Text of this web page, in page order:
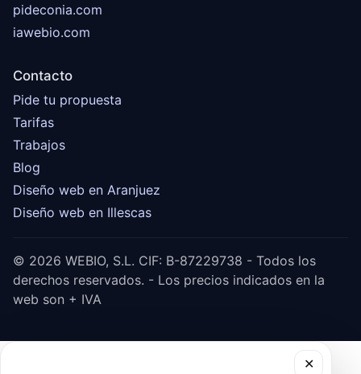
pideconia.com
iawebio.com
Contacto
Pide tu propuesta
Tarifas
Trabajos
Blog
Diseño web en Aranjuez
Diseño web en Illescas
© 2026 WEBIO, S.L. CIF: B-87229738 - Todos los
derechos reservados. - Los precios indicados en la
web son + IVA
✕